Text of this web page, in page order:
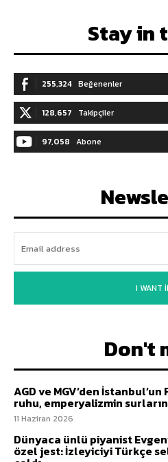
Stay in
255,324 Beğenenler
128,657 Takipçiler
97,058 Abone
I WANT
Don't
AGD ve MGV’den
ruhu, emperyalizmin
11 Haziran 2026
Dünyaca ünlü piyanist
özel jest: İzleyiciyi Türkçe